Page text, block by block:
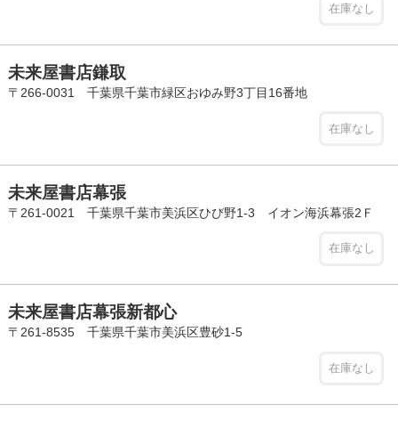
在庫なし
未来屋書店鎌取
〒266-0031 千葉県千葉市緑区おゆみ野3丁目16番地
在庫なし
未来屋書店幕張
〒261-0021 千葉県千葉市美浜区ひび野1-3 イオン海浜幕張2Ｆ
在庫なし
未来屋書店幕張新都心
〒261-8535 千葉県千葉市美浜区豊砂1-5
在庫なし